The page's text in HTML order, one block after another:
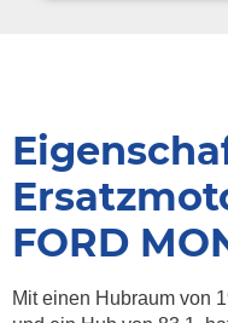
FORD
Mit einen Hubraum von